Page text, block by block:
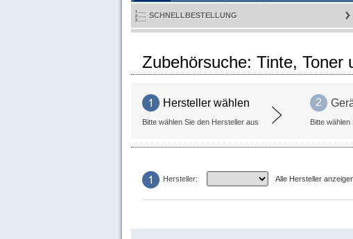
SCHNELLBESTELLUNG
Zubehörsuche: Tinte, Toner
Hersteller wählen
Bitte wählen Sie den Hersteller aus Bitte
Hersteller: Alle Hersteller